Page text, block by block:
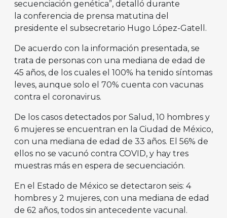
secuenciación genética”, detalló durante
la conferencia de prensa matutina del
presidente el subsecretario Hugo López-Gatell.
De acuerdo con la información presentada, se
trata de personas con una mediana de edad de
45 años, de los cuales el 100% ha tenido síntomas
leves, aunque solo el 70% cuenta con vacunas
contra el coronavirus.
De los casos detectados por Salud, 10 hombres y
6 mujeres se encuentran en la Ciudad de México,
con una mediana de edad de 33 años. El 56% de
ellos no se vacunó contra COVID, y hay tres
muestras más en espera de secuenciación.
En el Estado de México se detectaron seis: 4
hombres y 2 mujeres, con una mediana de edad
de 62 años, todos sin antecedente vacunal.